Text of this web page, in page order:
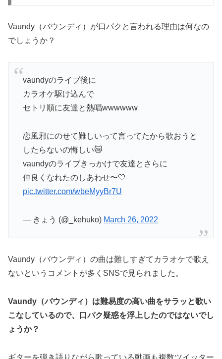
Vaundy（バウンディ）が口パクと言われる理由は何なの
でしょうか？
vaundyのライブ後に
カラオケ駆け込んで
セトリ順に友達と熱唱wwwwww
恋風邪にのせて難しいって言ってたから歌おうと
したらないの悔しい😿
vaundyのライブきっかけで友達とさらに
仲良くなれたのしあわせ〜🤍
pic.twitter.com/wbeMyyBr7U
— きょう (@_kehuko) March 26, 2022
Vaundy（バウンディ）の曲は難しすぎてカラオケで歌え
ないというコメントが多くSNSで見られました。
Vaundy（バウンディ）は難易度の高い曲をサラッと歌い
こなしているので、口パク疑惑を浮上したのではないでし
ょうか？
ギターを弾き語りながら歌っている動画も複数ツイッター